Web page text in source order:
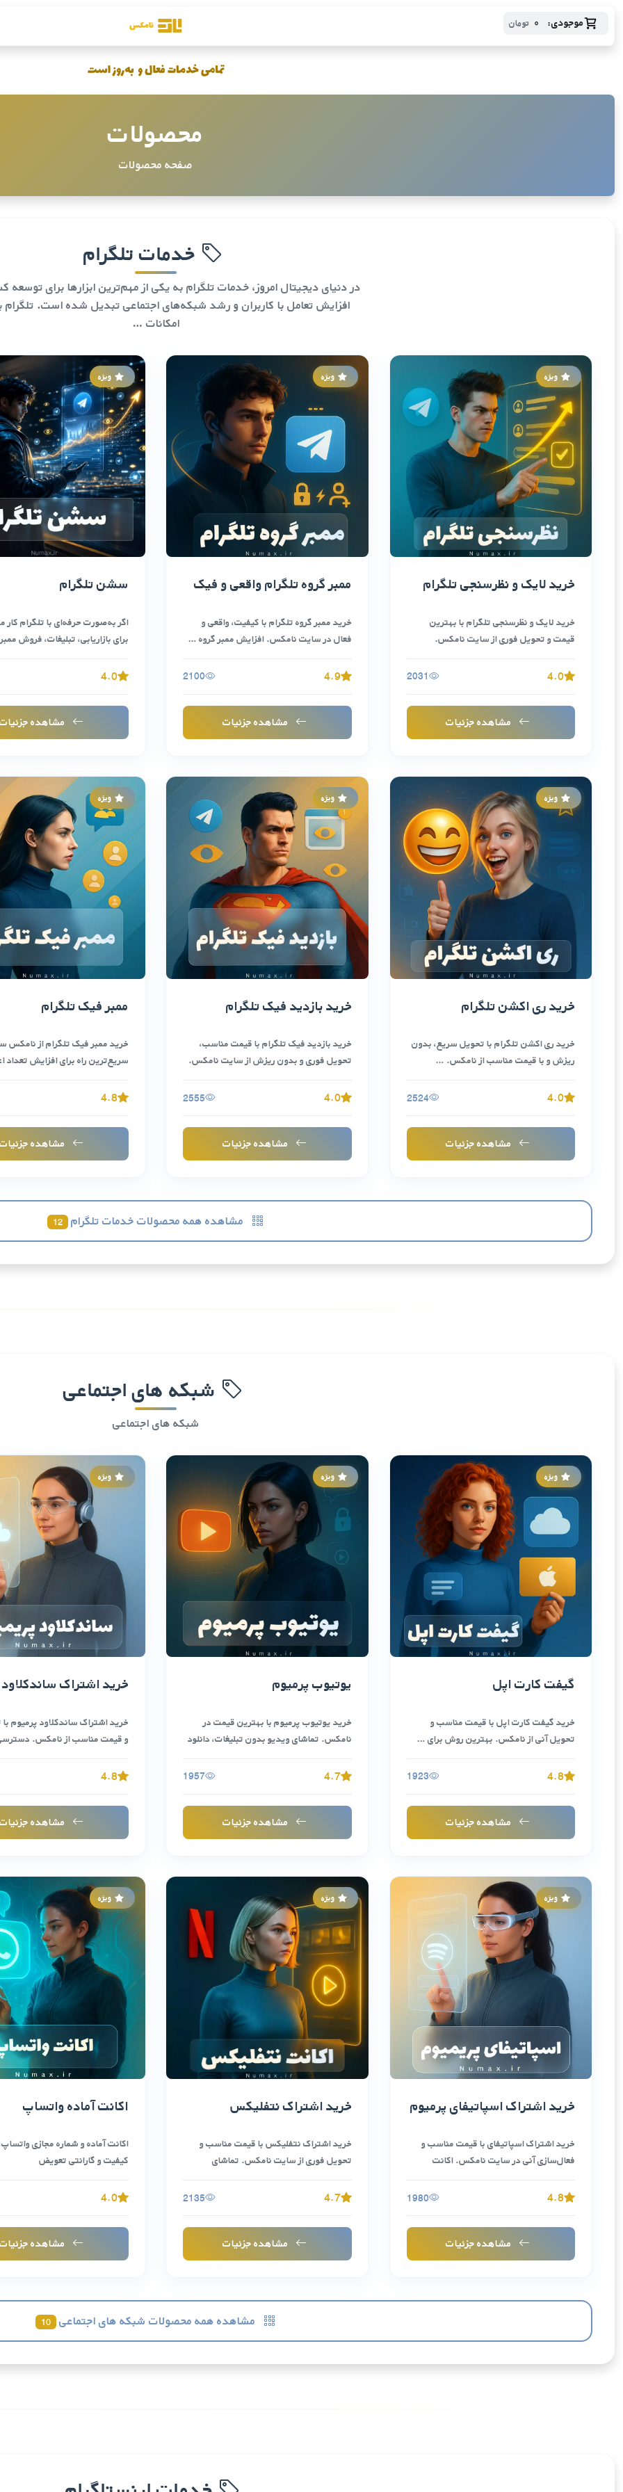
موجودی: 0 تومان
محصولات
صفحه محصولات
خدمات تلگرام
در دنیای دیجیتال امروز، خدمات تلگرام به یکی از مهم‌ترین ابزارها برای توسعه
افزایش تعامل با کاربران و رشد شبکه‌های اجتماعی تبدیل شده است. تلگرام
امکانات …
ویژه
خرید لایک و نظرسنجی تلگرام
خرید لایک و نظرسنجی تلگرام با بهترین
قیمت و تحویل فوری از سایت نامکس.
4.0
2031
مشاهده جزئیات
ویژه
ممبر گروه تلگرام واقعی و فیک
خرید ممبر گروه تلگرام با کیفیت، واقعی و
فعال در سایت نامکس. افزایش ممبر گروه …
4.9
2100
مشاهده جزئیات
ویژه
سشن تلگرام
اگر به‌صورت حرفه‌ای با تلگرام کار
برای بازاریابی، تبلیغات، فروش
4.0
مشاهده
ویژه
خرید ری اکشن تلگرام
خرید ری اکشن تلگرام با تحویل سریع، بدون
ریزش و با قیمت مناسب از نامکس. …
4.0
2524
مشاهده جزئیات
ویژه
خرید بازدید فیک تلگرام
خرید بازدید فیک تلگرام با قیمت مناسب،
تحویل فوری و بدون ریزش از سایت نامکس.
4.0
2555
مشاهده جزئیات
ویژه
ممبر فیک تلگرام
خرید ممبر فیک تلگرام از نامکس
سریع‌ترین راه برای افزایش تعداد
4.8
مشاهده
مشاهده همه محصولات خدمات تلگرام 12
شبکه های اجتماعی
شبکه های اجتماعی
ویژه
گیفت کارت اپل
خرید گیفت کارت اپل با قیمت مناسب و
تحویل آنی از نامکس. بهترین روش برای …
4.8
1923
مشاهده جزئیات
ویژه
یوتیوب پرمیوم
خرید یوتیوب پرمیوم با بهترین قیمت در
نامکس. تماشای ویدیو بدون تبلیغات، دانلود
4.7
1957
مشاهده جزئیات
ویژه
خرید اشتراک
خرید اشتراک ساندکلاود پرمیوم
و قیمت مناسب از نامکس.
4.8
مشاهده
ویژه
خرید اشتراک اسپاتیفای پرمیوم
خرید اشتراک اسپاتیفای با قیمت مناسب و
فعال‌سازی آنی در سایت نامکس. اکانت
4.8
1980
مشاهده جزئیات
ویژه
خرید اشتراک نتفلیکس
خرید اشتراک نتفلیکس با قیمت مناسب و
تحویل فوری از سایت نامکس. تماشای
4.7
2135
مشاهده جزئیات
ویژه
اکانت آماده واتساپ
اکانت آماده و شماره مجازی واتساپ،
کیفیت و گارانتی تعویض
4.0
مشاهده
مشاهده همه محصولات شبکه های اجتماعی 10